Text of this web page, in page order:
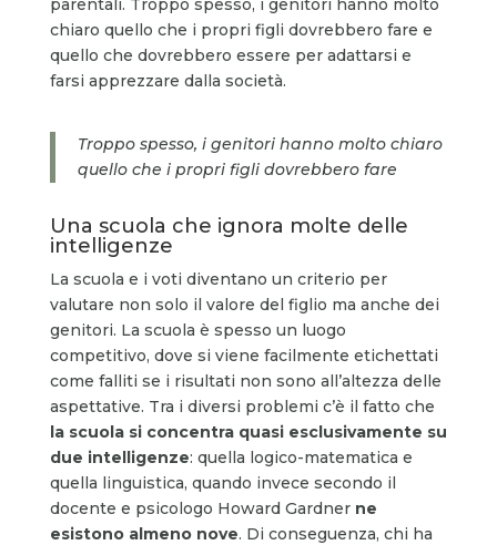
parentali. Troppo spesso, i genitori hanno molto
chiaro quello che i propri figli dovrebbero fare e
quello che dovrebbero essere per adattarsi e
farsi apprezzare dalla società.
Troppo spesso, i genitori hanno molto chiaro
quello che i propri figli dovrebbero fare
Una scuola che ignora molte delle
intelligenze
La scuola e i voti diventano un criterio per
valutare non solo il valore del figlio ma anche dei
genitori. La scuola è spesso un luogo
competitivo, dove si viene facilmente etichettati
come falliti se i risultati non sono all’altezza delle
aspettative. Tra i diversi problemi c’è il fatto che
la scuola si concentra quasi esclusivamente su
due intelligenze: quella logico-matematica e
quella linguistica, quando invece secondo il
docente e psicologo Howard Gardner ne
esistono almeno nove. Di conseguenza, chi ha